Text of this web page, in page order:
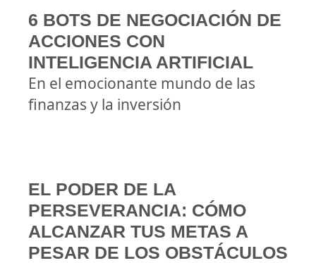
6 BOTS DE NEGOCIACIÓN DE
ACCIONES CON
INTELIGENCIA ARTIFICIAL
En el emocionante mundo de las
finanzas y la inversión
EL PODER DE LA
PERSEVERANCIA: CÓMO
ALCANZAR TUS METAS A
PESAR DE LOS OBSTÁCULOS